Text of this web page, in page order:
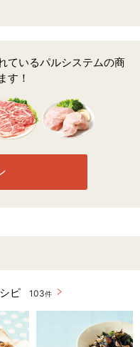
ているパルシステムの商
す！
ピ 103件